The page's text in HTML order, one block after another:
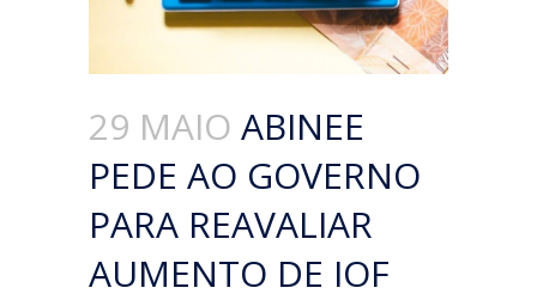
29 MAIO ABINEE
PEDE AO GOVERNO
PARA REAVALIAR
AUMENTO DE IOF